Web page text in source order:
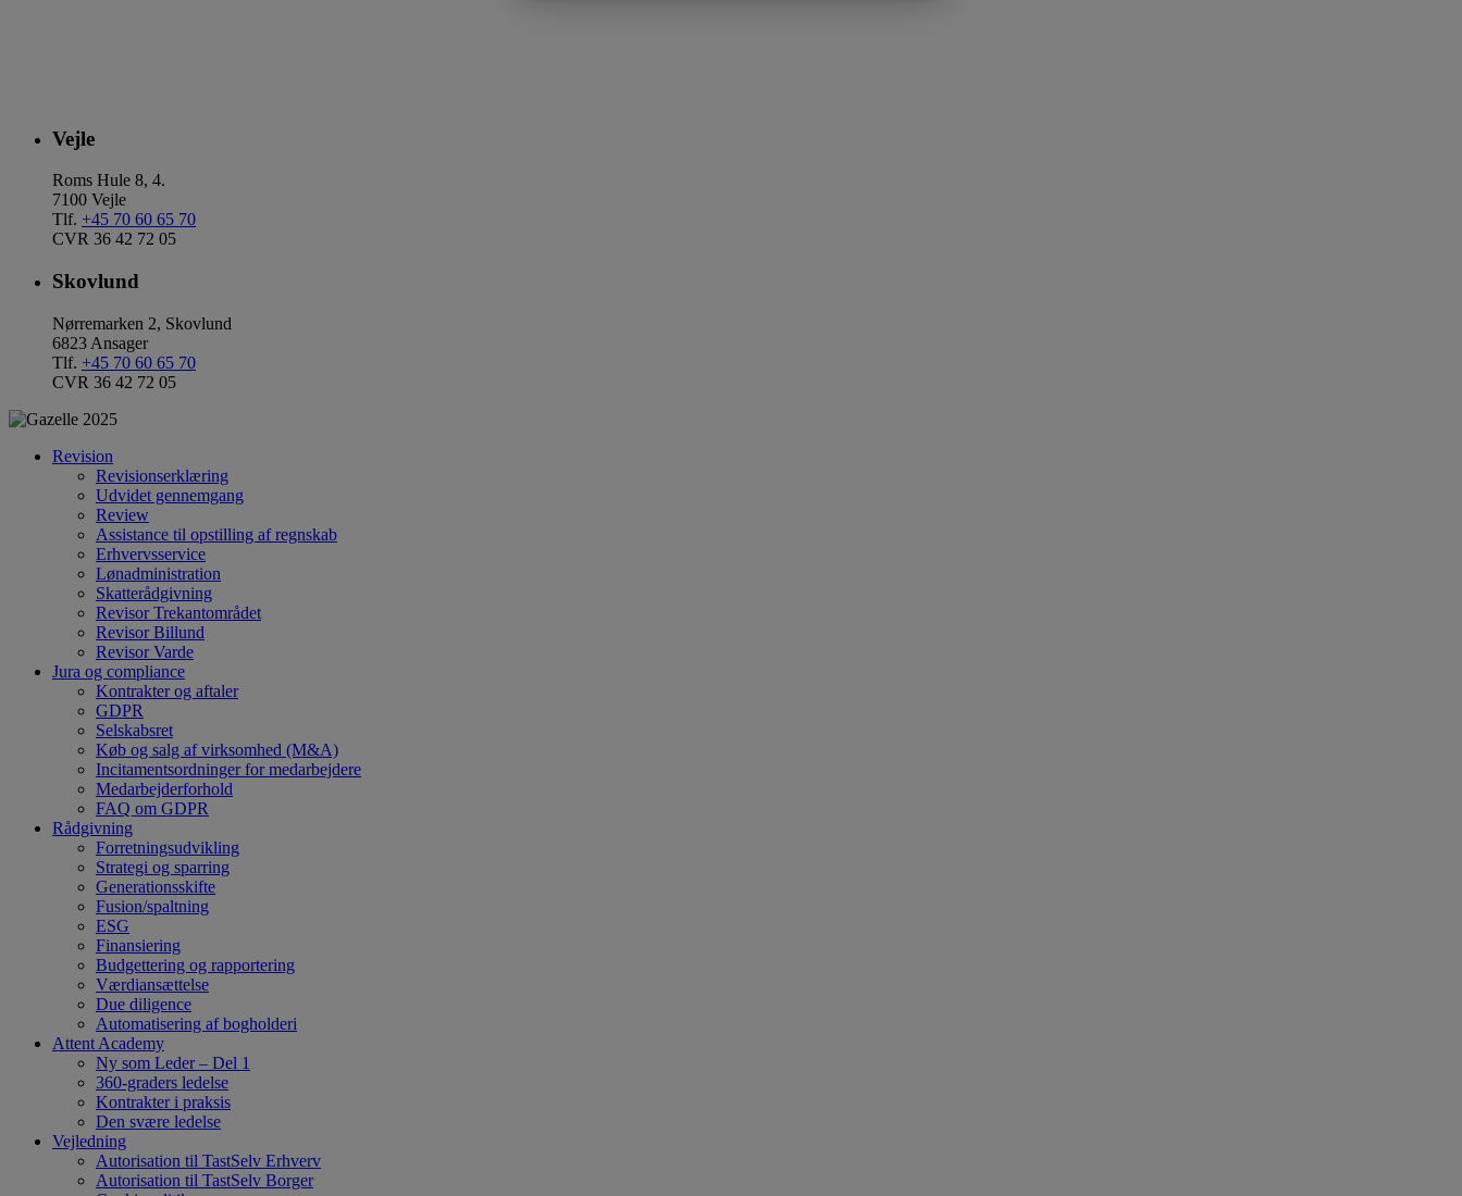
Vejle
Roms Hule 8, 4.
7100 Vejle
Tlf. +45 70 60 65 70
CVR 36 42 72 05
Skovlund
Nørremarken 2, Skovlund
6823 Ansager
Tlf. +45 70 60 65 70
CVR 36 42 72 05
Revision
Revisionserklæring
Udvidet gennemgang
Review
Assistance til opstilling af regnskab
Erhvervsservice
Lønadministration
Skatterådgivning
Revisor Trekantområdet
Revisor Billund
Revisor Varde
Jura og compliance
Kontrakter og aftaler
GDPR
Selskabsret
Køb og salg af virksomhed (M&A)
Incitamentsordninger for medarbejdere
Medarbejderforhold
FAQ om GDPR
Rådgivning
Forretningsudvikling
Strategi og sparring
Generationsskifte
Fusion/spaltning
ESG
Finansiering
Budgettering og rapportering
Værdiansættelse
Due diligence
Automatisering af bogholderi
Attent Academy
Ny som Leder – Del 1
360-graders ledelse
Kontrakter i praksis
Den svære ledelse
Vejledning
Autorisation til TastSelv Erhverv
Autorisation til TastSelv Borger